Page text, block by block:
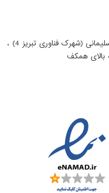
دفتر مرکزی : تبریز - شهرک صنعتی سردار قاسم سلیمانی (شهرک فناوری تبریز 4) ،